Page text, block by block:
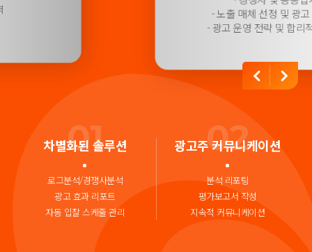
- 노출 매체 선정 및 광고 상품별 기획
- 광고 운영 전략 및 합리적인 목표 설정
01
차별화된 솔루션
로그분석/경쟁사분석
광고 효과 리포트
자동 입찰 스케줄 관리
02
광고주 커뮤니케이션
분석 리포팅
평가보고서 작성
지속적 커뮤니케이션